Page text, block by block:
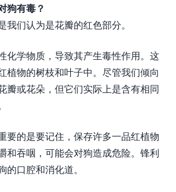
狗有毒？
我们认为是花瓣的红色部分。
化学物质，导致其产生毒性作用。这
植物的树枝和叶子中。尽管我们倾向
瓣或花朵，但它们实际上是含有相同
要的是要记住，保存许多一品红植物
和吞咽，可能会对狗造成危险。锋利
口腔和消化道。